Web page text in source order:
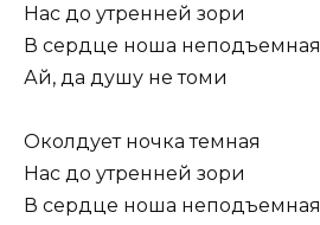
Нас до утренней зори
В сердце ноша неподъемная
Ай, да душу не томи
Околдует ночка темная
Нас до утренней зори
В сердце ноша неподъемная